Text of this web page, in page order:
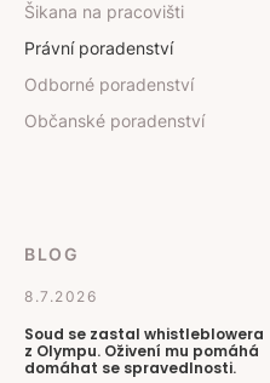
Šikana na pracovišti
Právní poradenství
Odborné poradenství
Občanské poradenství
BLOG
8.7.2026
Soud se zastal whistleblowera
z Olympu. Oživení mu pomáhá
domáhat se spravedlnosti.